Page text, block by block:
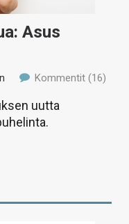
Asus
Kommentit (16)
uutta